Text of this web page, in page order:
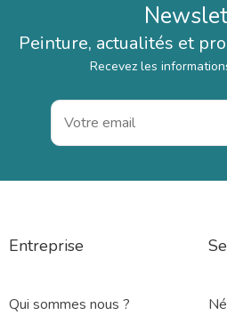
Peinture, actualités et
Recevez les
Entreprise
Qui sommes nous ?